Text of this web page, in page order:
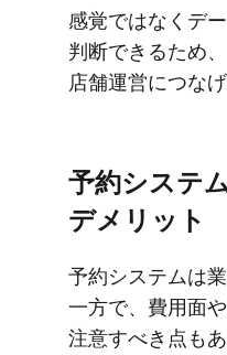
感覚ではなく​デ
判断できる​ため
店舗運営に​つな
予約システ
デメリット
予約システムは​
一方で、​費用面
注意すべき点も​